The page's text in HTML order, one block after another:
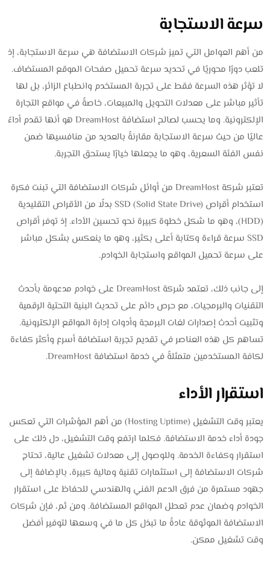
سرعة الاستجابة
من أهم العوامل التي تميز شركات الاستضافة هي سرعة الاستجابة، إذ
تلعب دورًا محوريًا في تحديد سرعة تحميل صفحات الموقع المستضاف.
لا تؤثر هذه السرعة فقط على تجربة المستخدم وانطباع الزائر، بل لها
تأثير مباشر على معدلات التحويل والمبيعات، خاصةً في مواقع التجارة
الإلكترونية. وما يحسب لصالح استضافة DreamHost هو أنها تقدم أداءً
عاليًا من حيث سرعة الاستجابة مقارنةً بالعديد من منافسيها ضمن
نفس الفئة السعرية، وهو ما يجعلها خيارًا يستحق التجربة.
تعتبر شركة DreamHost من أوائل شركات الاستضافة التي تبنت فكرة
استخدام أقراص SSD (Solid State Drive) بدلًا من الأقراص التقليدية
(HDD)، وهو ما شكل خطوة كبيرة نحو تحسين الأداء. إذ توفر أقراص
SSD سرعة قراءة وكتابة أعلى بكثير، وهو ما ينعكس بشكل مباشر
على سرعة تحميل المواقع واستجابة الخوادم.
إلى جانب ذلك، تعتمد شركة DreamHost على خوادم مدعومة بأحدث
التقنيات والبرمجيات، مع حرص دائم على تحديث البنية التحتية الرقمية
وتثبيت أحدث إصدارات لغات البرمجة وأدوات إدارة المواقع الإلكترونية.
تساهم كل هذه العناصر في تقديم تجربة استضافة أسرع وأكثر كفاءة
لكافة المستخدمين متمثلةً في خدمة استضافة DreamHost.
استقرار الأداء
يعتبر وقت التشغيل (Hosting Uptime) من أهم المؤشرات التي تعكس
جودة أداء خدمة الاستضافة. فكلما ارتفع وقت التشغيل، دل ذلك على
استقرار وكفاءة الخدمة. وللوصول إلى معدلات تشغيل عالية، تحتاج
شركات الاستضافة إلى استثمارات تقنية ومالية كبيرة، بالإضافة إلى
جهود مستمرة من فرق الدعم الفني والهندسي للحفاظ على استقرار
الخوادم وضمان عدم تعطل المواقع المستضافة. ومن ثم، فإن شركات
الاستضافة الموثوقة عادةً ما تبذل كل ما في وسعها لتوفير أفضل
وقت تشغيل ممكن.